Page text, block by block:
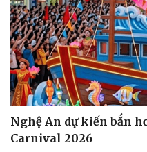
Nghệ An dự kiến bắn
Carnival 2026